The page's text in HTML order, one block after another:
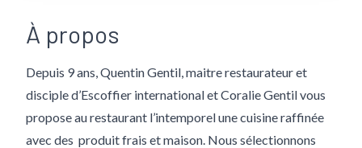
À propos
Depuis 9 ans, Quentin Gentil, maitre restaurateur et
disciple d’Escoffier international et Coralie Gentil vous
propose au restaurant l’intemporel une cuisine raffinée
avec des produit frais et maison. Nous sélectionnons